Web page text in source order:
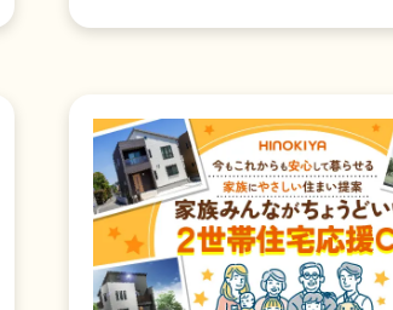
方の今現在の電気代より
際の電気代です。 Z空調こんな
人におすすめ！ 家づくりの参考
に、まずは体感から始め
う！ 実際の涼しさ、体感できま
す ただいま桧家住宅のモデルハ
ウスでは、実際にZ空調を
ていただけます。 さらに！モデ
て、桧家住宅ではこの価
4つが搭載されています。 ◎耐震
等級３ ◎全館空調Z空調 ◎電子式
集塵フィルター MAXair ◎60年
保証本体込み（※付帯工
期間限定＆棟数限定のイベ
す！ そして桧家といえばZ空